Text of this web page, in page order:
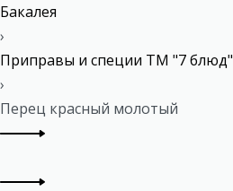
Бакалея
›
Приправы и специи ТМ "7 блюд"
›
Перец красный молотый
P
r
product: